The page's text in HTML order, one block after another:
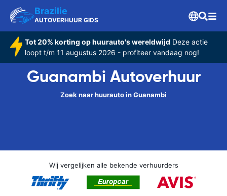
Brazilie
AUTOVERHUUR GIDS
Tot 20% korting op huurauto's wereldwijd Deze actie
loopt t/m 11 augustus 2026 - profiteer vandaag nog!
Guanambi Autoverhuur
Zoek naar huurauto in Guanambi
Wij vergelijken alle bekende verhuurders